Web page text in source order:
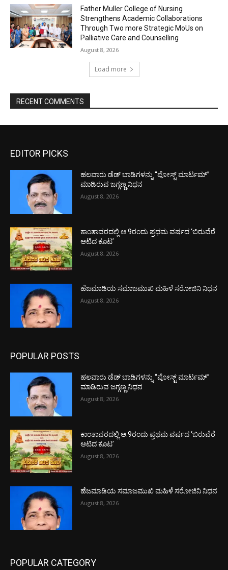
Father Muller College of Nursing
Strengthens Academic Collaborations
Through Two more Strategic MoUs on
Palliative Care and Counselling
August 8, 2026
Load more
RECENT COMMENTS
EDITOR PICKS
ಹಲವಾರು ಡೆಡ್ ಬಾಡಿಗಳನ್ನು “ಪೋಸ್ಟ್ ಮಾರ್ಟಮ್”
ಮಾಡಿರುವ ಜಗ್ಗಣ್ಣ ನಿಧನ
August 8, 2026
ಕಾಂತಾವರದಲ್ಲಿ ಆ.9ರಂದು ಪ್ರಥಮ ವರ್ಷದ ‘ಬಿರುವೆರೆ
ಆಟಿದ ಕೂಟ’
August 8, 2026
ಹೆಜಮಾಡಿಯ ಸಮಾಜಮುಖಿ ಮಹಿಳೆ ಸರೋಜಿನಿ ನಿಧನ
August 8, 2026
POPULAR POSTS
ಹಲವಾರು ಡೆಡ್ ಬಾಡಿಗಳನ್ನು “ಪೋಸ್ಟ್ ಮಾರ್ಟಮ್”
ಮಾಡಿರುವ ಜಗ್ಗಣ್ಣ ನಿಧನ
August 8, 2026
ಕಾಂತಾವರದಲ್ಲಿ ಆ.9ರಂದು ಪ್ರಥಮ ವರ್ಷದ ‘ಬಿರುವೆರೆ
ಆಟಿದ ಕೂಟ’
August 8, 2026
ಹೆಜಮಾಡಿಯ ಸಮಾಜಮುಖಿ ಮಹಿಳೆ ಸರೋಜಿನಿ ನಿಧನ
August 8, 2026
POPULAR CATEGORY